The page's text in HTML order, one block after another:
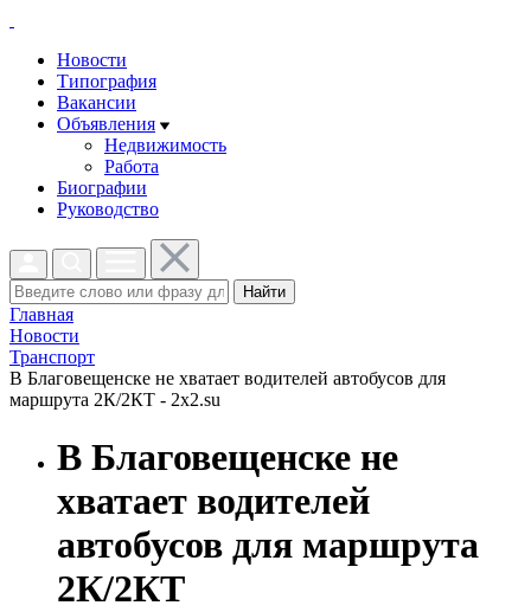
Новости
Типография
Вакансии
Объявления
Недвижимость
Работа
Биографии
Руководство
Найти
Главная
Новости
Транспорт
В Благовещенске не хватает водителей автобусов для
маршрута 2К/2КТ - 2x2.su
В Благовещенске не
хватает водителей
автобусов для маршрута
2К/2КТ